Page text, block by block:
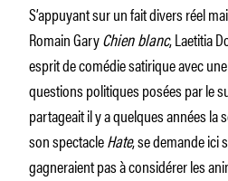
S’appuyant sur un fait divers réel
Romain GaryChien blanc, Laetitia
esprit de comédie satirique avec
questions politiques posées par le
partageait il y a quelques années la
son spectacleHate, se demande ici
gagneraient pas à considérer les